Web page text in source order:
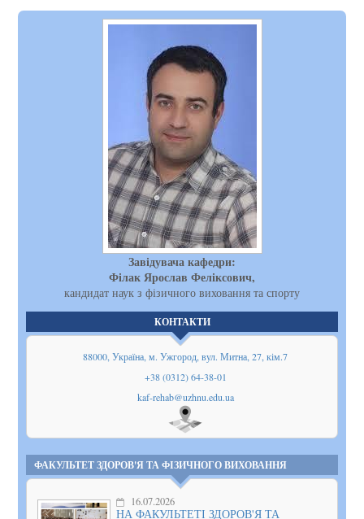
Завідувача кафедри:
Філак Ярослав Феліксович,
кандидат наук з фізичного виховання та спорту
КОНТАКТИ
88000, Україна, м. Ужгород, вул. Митна, 27, кім.7
+38 (0312) 64-38-01
kaf-rehab@uzhnu.edu.ua
Показати
на мапі
ФАКУЛЬТЕТ ЗДОРОВ'Я ТА ФІЗИЧНОГО ВИХОВАННЯ
16.07.2026
НА ФАКУЛЬТЕТІ ЗДОРОВ'Я ТА